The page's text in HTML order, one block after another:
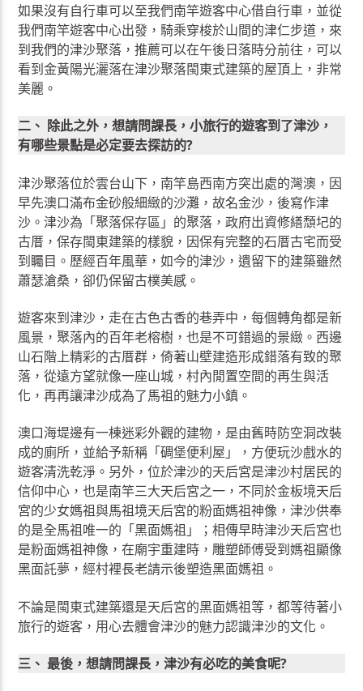
如果沒有自行車可以至我們南竿遊客中心借自行車，並從
我們南竿遊客中心出發，騎乘穿梭於山間的津仁步道，來
到我們的津沙聚落，推薦可以在午後日落時分前往，可以
看到金黃陽光灑落在津沙聚落閩東式建築的屋頂上，非常
美麗。
二、 除此之外，想請問課長，小旅行的遊客到了津沙，
有哪些景點是必定要去探訪的?
津沙聚落位於雲台山下，南竿島西南方突出處的灣澳，因
早先澳口滿布金砂般細緻的沙灘，故名金沙，後寫作津
沙。津沙為「聚落保存區」的聚落，政府出資修繕頹圮的
古厝，保存閩東建築的樣貌，因保有完整的石厝古宅而受
到矚目。歷經百年風華，如今的津沙，遺留下的建築雖然
蕭瑟滄桑，卻仍保留古樸美感。
遊客來到津沙，走在古色古香的巷弄中，每個轉角都是新
風景，聚落內的百年老榕樹，也是不可錯過的景緻。西邊
山石階上精彩的古厝群，倚著山壁建造形成錯落有致的聚
落，從遠方望就像一座山城，村內閒置空間的再生與活
化，再再讓津沙成為了馬祖的魅力小鎮。
澳口海堤邊有一棟迷彩外觀的建物，是由舊時防空洞改裝
成的廁所，並給予新稱「碉堡便利屋」，方便玩沙戲水的
遊客清洗乾淨。另外，位於津沙的天后宮是津沙村居民的
信仰中心，也是南竿三大天后宮之一，不同於金板境天后
宮的少女媽祖與馬祖境天后宮的粉面媽祖神像，津沙供奉
的是全馬祖唯一的「黑面媽祖」；相傳早時津沙天后宮也
是粉面媽祖神像，在廟宇重建時，雕塑師傅受到媽祖顯像
黑面託夢，經村裡長老請示後塑造黑面媽祖。
不論是閩東式建築還是天后宮的黑面媽祖等，都等待著小
旅行的遊客，用心去體會津沙的魅力認識津沙的文化。
三、 最後，想請問課長，津沙有必吃的美食呢?